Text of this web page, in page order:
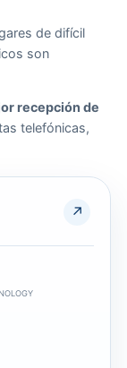
de difícil
son
recepción de
telefónicas,
↗